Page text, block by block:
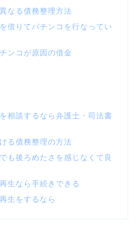
なる債務整理方法
借りてパチンコを行なってい
ンコが原因の借金
相談するなら弁護士・司法書
る債務整理の方法
も後ろめたさを感じなくて良
生なら手続きできる
生をするなら